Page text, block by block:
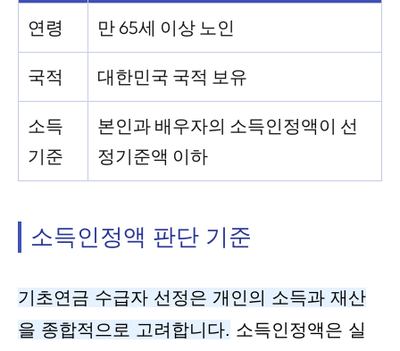
연령 만 65세 이상 노인
국적 대한민국 국적 보유
소득
기준
본인과 배우자의 소득인정액이 선
정기준액 이하
소득인정액 판단 기준
기초연금 수급자 선정은 개인의 소득과 재산
을 종합적으로 고려합니다. 소득인정액은 실